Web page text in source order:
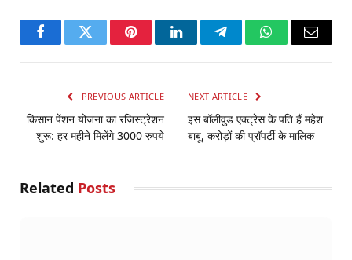
FacebookTwitter PinterestLinkedInTelegramWhatsApp
Email
PREVIOUS ARTICLE
किसान पेंशन योजना का रजिस्ट्रेशन
शुरू: हर महीने मिलेंगे 3000 रुपये
NEXT ARTICLE
इस बॉलीवुड एक्ट्रेस के पति हैं महेश
बाबू, करोड़ों की प्रॉपर्टी के मालिक
Related Posts